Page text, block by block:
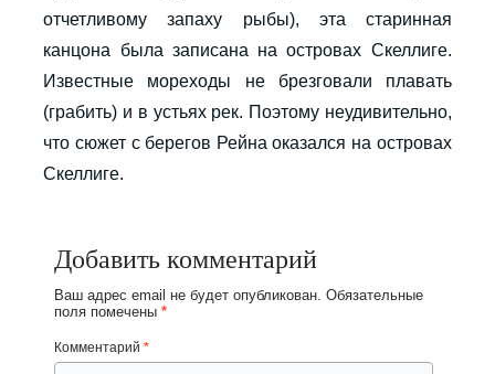
отчетливому запаху рыбы), эта старинная
канцона была записана на островах Скеллиге.
Известные мореходы не брезговали плавать
(грабить) и в устьях рек. Поэтому неудивительно,
что сюжет с берегов Рейна оказался на островах
Скеллиге.
Добавить комментарий
Ваш адрес email не будет опубликован. Обязательные
поля помечены*
Комментарий*